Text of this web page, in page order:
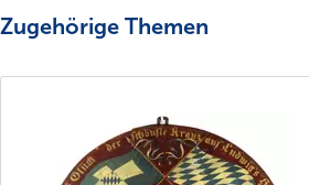
Zugehörige Themen